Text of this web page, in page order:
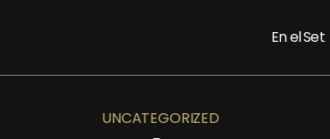
En el Set
UNCATEGORIZED